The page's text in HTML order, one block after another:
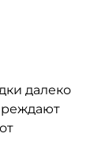
далеко